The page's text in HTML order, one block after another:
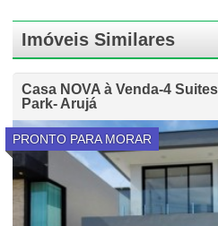
Imóveis Similares
Casa NOVA à Venda-4
Park- Arujá
PRONTO PARA MORAR